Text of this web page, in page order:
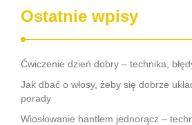
Ostatnie wpisy
Ćwiczenie dzień dobry – technika,
Jak dbać o włosy, żeby się dobrze
porady
Wiosłowanie hantlem jednorącz –